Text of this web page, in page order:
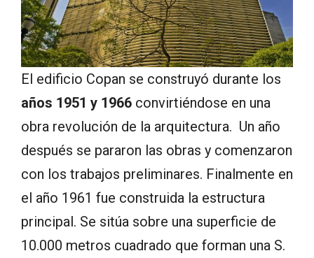
El edificio Copan se construyó durante los
años 1951 y 1966 convirtiéndose en una
obra revolución de la arquitectura. Un año
después se pararon las obras y comenzaron
con los trabajos preliminares. Finalmente en
el año 1961 fue construida la estructura
principal. Se sitúa sobre una superficie de
10.000 metros cuadrado que forman una S.